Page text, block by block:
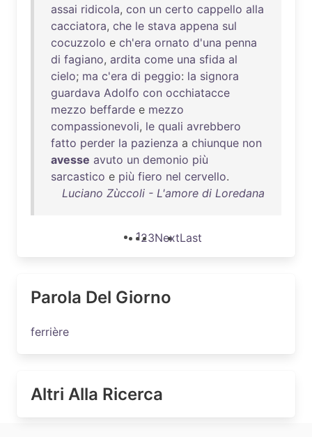
assai ridicola, con un certo cappello alla
cacciatora, che le stava appena sul
cocuzzolo e ch'era ornato d'una penna
di fagiano, ardita come una sfida al
cielo; ma c'era di peggio: la signora
guardava Adolfo con occhiatacce
mezzo beffarde e mezzo
compassionevoli, le quali avrebbero
fatto perder la pazienza a chiunque non
avesse avuto un demonio più
sarcastico e più fiero nel cervello.
Luciano Zùccoli - L'amore di Loredana
123NextLast
Parola Del Giorno
ferrière
Altri Alla Ricerca